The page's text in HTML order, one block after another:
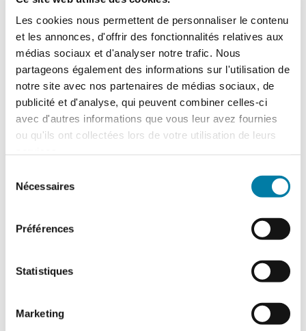
Les cookies nous permettent de personnaliser le contenu
et les annonces, d'offrir des fonctionnalités relatives aux
médias sociaux et d'analyser notre trafic. Nous
partageons également des informations sur l'utilisation de
notre site avec nos partenaires de médias sociaux, de
publicité et d'analyse, qui peuvent combiner celles-ci
avec d'autres informations que vous leur avez fournies
ou qu'ils ont collectées lors de votre utilisation de leurs
Nécessaires
Préférences
Statistiques
Marketing
importations dès lors que nous aurons un
retour formel de la Dreal. Dans cette
attente nous proposons un autre produit
équivalent afin de satisfaire nos clients.
Sur le plan économique, la
publication de l’arrêté au
Journal officiel a-t-elle eu un
Nous n’observons pas d’impact sur
clients la teneur de cet arrêté et les avons
large gamme d’appareils nous permet de
par nos clients. En outre, nos clients
distributeurs sont autorisés à